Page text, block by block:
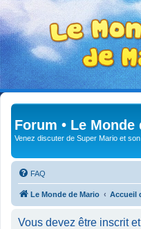
Forum • Le Monde
Venez discuter de Super Mario et
FAQ
Le Monde de Mario Accueil
Vous devez être inscrit